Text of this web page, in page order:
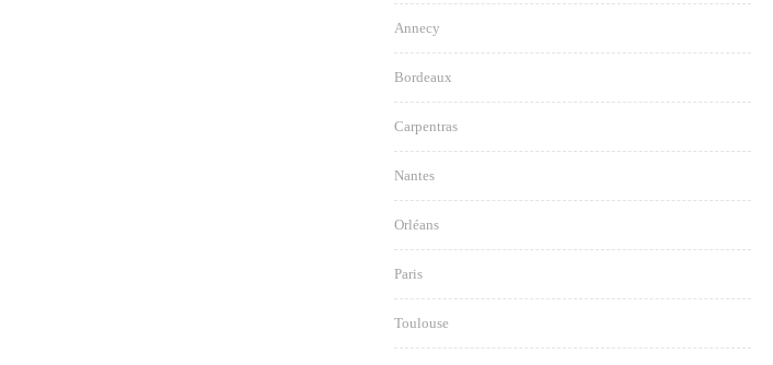
Annecy
Bordeaux
Carpentras
Nantes
Orléans
Paris
Toulouse